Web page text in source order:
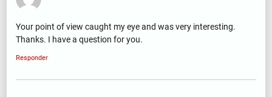
Your point of view caught my eye and was very interesting.
Thanks. I have a question for you.
Responder